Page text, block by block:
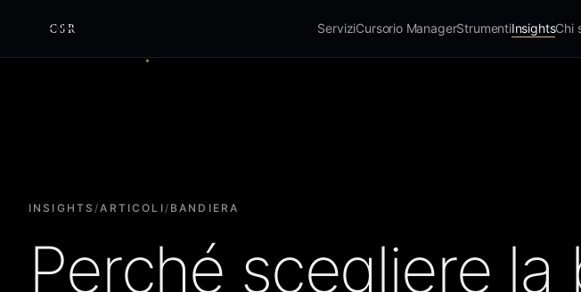
Cursorio
ServiziCursorio ManagerStrumentiInsightsChi
INSIGHTS/ARTICOLI/ BANDIERA
Perché scegliere la